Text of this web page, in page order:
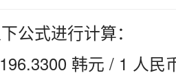
公式进行计算：
韩元 / 1 人民